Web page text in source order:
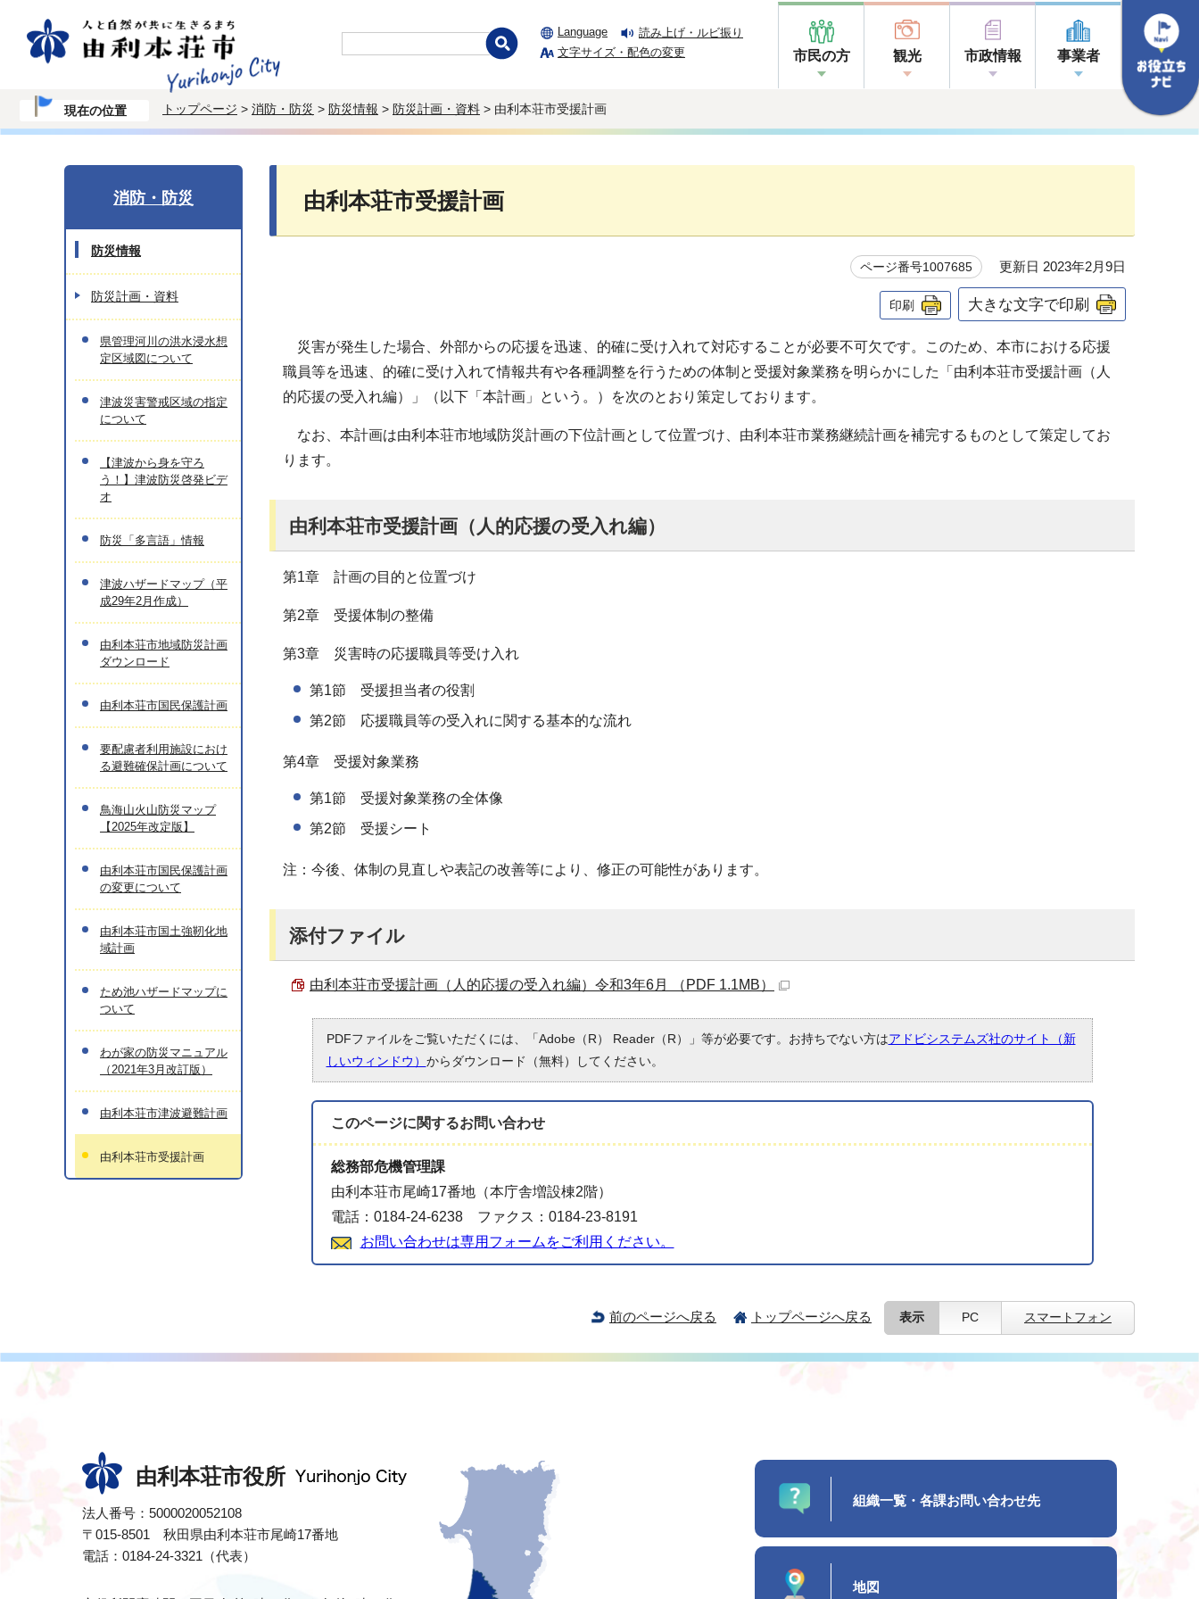
Language
読み上げ・ルビ振り
文字サイズ・配色の変更
市民の方 観光 市政情報 事業者
現在の位置 トップページ > 消防・防災 > 防災情報 > 防災計画・資料 > 由利本荘市受援計画
由利本荘市受援計画
ページ番号1007685 更新日 2023年2月9日
印刷 大きな文字で印刷
災害が発生した場合、外部からの応援を迅速、的確に受け入れて対応することが必要不可欠です。このため、本市における応援
職員等を迅速、的確に受け入れて情報共有や各種調整を行うための体制と受援対象業務を明らかにした「由利本荘市受援計画（人
的応援の受入れ編）」（以下「本計画」という。）を次のとおり策定しております。
なお、本計画は由利本荘市地域防災計画の下位計画として位置づけ、由利本荘市業務継続計画を補完するものとして策定してお
ります。
由利本荘市受援計画（人的応援の受入れ編）
第1章 計画の目的と位置づけ
第2章 受援体制の整備
第3章 災害時の応援職員等受け入れ
第1節 受援担当者の役割
第2節 応援職員等の受入れに関する基本的な流れ
第4章 受援対象業務
第1節 受援対象業務の全体像
第2節 受援シート
注：今後、体制の見直しや表記の改善等により、修正の可能性があります。
添付ファイル
由利本荘市受援計画（人的応援の受入れ編）令和3年6月 （PDF 1.1MB）
PDFファイルをご覧いただくには、「Adobe（R） Reader（R）」等が必要です。お持ちでない方はアドビシステムズ社のサイト（新
しいウィンドウ） からダウンロード（無料）してください。
このページに関するお問い合わせ
総務部危機管理課
由利本荘市尾崎17番地（本庁舎増設棟2階）
電話：0184-24-6238 ファクス：0184-23-8191
お問い合わせは専用フォームをご利用ください。
消防・防災
防災情報
防災計画・資料
県管理河川の洪水浸水想
定区域図について
津波災害警戒区域の指定
について
【津波から身を守ろ
う！】津波防災啓発ビデ
オ
防災「多言語」情報
津波ハザードマップ（平
成29年2月作成）
由利本荘市地域防災計画
ダウンロード
由利本荘市国民保護計画
要配慮者利用施設におけ
る避難確保計画について
鳥海山火山防災マップ
【2025年改定版】
由利本荘市国民保護計画
の変更について
由利本荘市国土強靭化地
域計画
ため池ハザードマップに
ついて
わが家の防災マニュアル
（2021年3月改訂版）
由利本荘市津波避難計画
由利本荘市受援計画
前のページへ戻る トップページへ戻る 表示 PC スマートフォン
由利本荘市役所
法人番号：5000020052108
〒015-8501 秋田県由利本荘市尾崎17番地
電話：0184-24-3321（代表）
組織一覧・各課お問い合わせ先
地図